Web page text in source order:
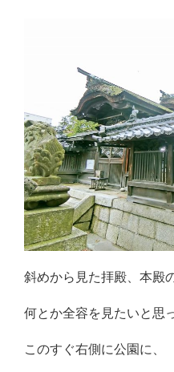
斜めから見た拝殿、本殿
何とか全容を見たいと思
このすぐ右側に公園に、